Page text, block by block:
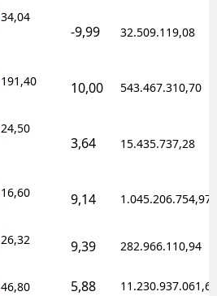
34,04
-9,99 32.509.119,08
191,40 10,00 543.467.310,70
24,50
3,64 15.435.737,28
16,60 9,14 1.045.206.754,97
26,32 9,39 282.966.110,94
46,80 5,88 11.230.937.061,62